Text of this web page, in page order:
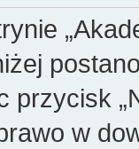
przycisk
w